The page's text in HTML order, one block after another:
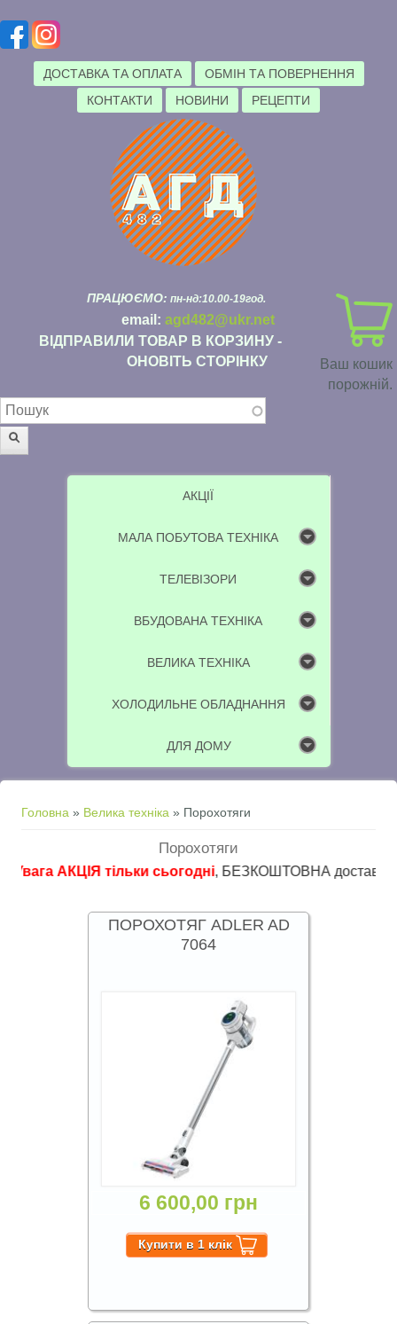
ДОСТАВКА ТА ОПЛАТА
ОБМІН ТА ПОВЕРНЕННЯ
КОНТАКТИ
НОВИНИ РЕЦЕПТИ
Ваш кошик
порожній.
ПРАЦЮЄМО: пн-нд:10.00-19год.
email: agd482@ukr.net
ВІДПРАВИЛИ ТОВАР В КОРЗИНУ -
ОНОВІТЬ СТОРІНКУ
Пошукова форма
АКЦІЇ
МАЛА ПОБУТОВА ТЕХНІКА
ТЕЛЕВІЗОРИ
ВБУДОВАНА ТЕХНІКА
ВЕЛИКА ТЕХНІКА
ХОЛОДИЛЬНЕ ОБЛАДНАННЯ
ДЛЯ ДОМУ
Ви є тут
Головна » Велика техніка » Порохотяги
Порохотяги
АКЦІЯ тільки сьогодні, БЕЗКОШТОВНА доставка в
ПОРОХОТЯГ ADLER AD
7064
6 600,00 грн